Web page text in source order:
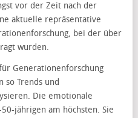
vor der Zeit nach der
aktuelle repräsentative
bei der über
wurden.
Generationenforschung
so Trends und
Die emotionale
jährigen am höchsten. Sie